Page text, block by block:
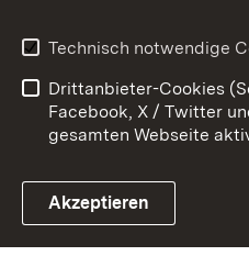
Link zum Landesportal
Barrierefreiheit
Impressum
Technisch notwendige
Drittanbieter-Cookies
Facebook, X / Twitter
gesamten Webseite
Akzeptieren